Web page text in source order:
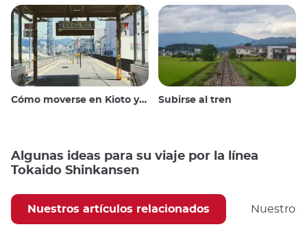
Cómo moverse en Kioto y alrededores Subirse al tren
Algunas ideas para su viaje por la línea
Tokaido Shinkansen
Nuestros artículos relacionados Nuestros